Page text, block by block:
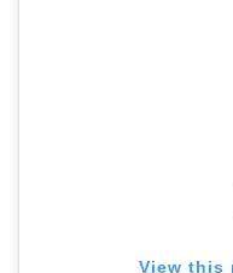
View this